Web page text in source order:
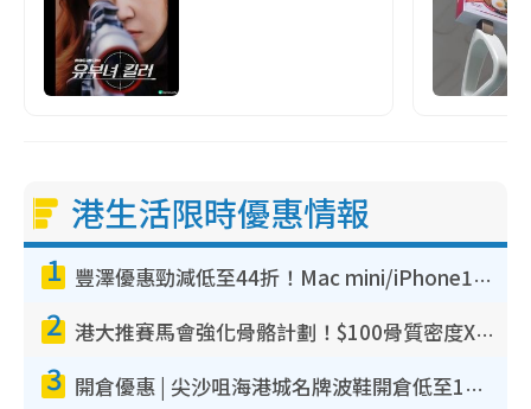
港生活限時優惠情報
1 豐澤優惠勁減低至44折！Mac mini/iPhone17Pro大減價！廚房家電$220起
2 港大推賽馬會強化骨骼計劃！$100骨質密度X光檢查 完成免費運動訓練送超市禮券！附參加資格
3 開倉優惠 | 尖沙咀海港城名牌波鞋開倉低至1折！On鞋$899起／Joy&Peace鞋履$98起